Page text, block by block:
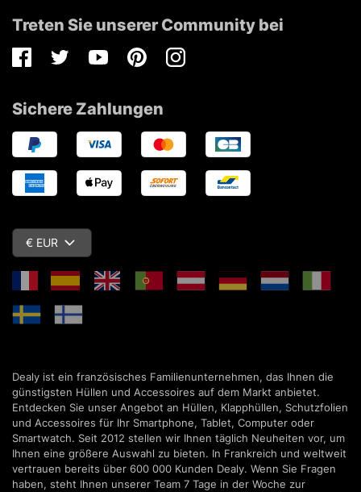
Treten Sie unserer Community bei
FacebookTwitterYoutubePinterestInstagram
Sichere Zahlungen
€ EUR
Dealy ist ein französisches Familienunternehmen, das Ihnen die
günstigsten Hüllen und Accessoires auf dem Markt anbietet.
Entdecken Sie unser Angebot an Hüllen, Klapphüllen, Schutzfolien
und Accessoires für Ihr Smartphone, Tablet, Computer oder
Smartwatch. Seit 2012 stellen wir Ihnen täglich Neuheiten vor, um
Ihnen eine größere Auswahl zu bieten. In Frankreich und weltweit
vertrauen bereits über 600 000 Kunden Dealy. Wenn Sie Fragen
haben, steht Ihnen unserer Team 7 Tage in der Woche zur